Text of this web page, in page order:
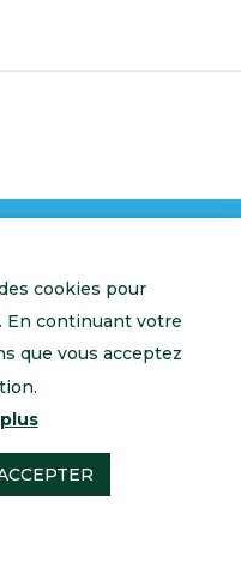
Contactez-nous
cookies pour
En continuant votre
que vous acceptez